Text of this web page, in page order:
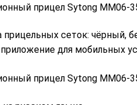
прицельных сеток: чёрный,
приложение для мобильных